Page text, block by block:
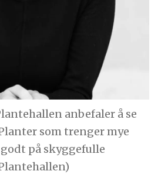
anbefaler å se
som trenger mye
på skyggefulle